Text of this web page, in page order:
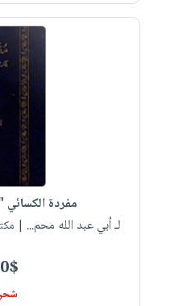
مفردة
لـ أبي عبد الله محم... |